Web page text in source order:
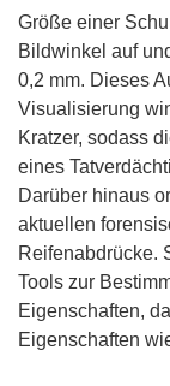
Größe einer
Bildwinkel auf
0,2 mm. Dieses
Visualisierung
Kratzer, sodass
eines
Darüber hinaus
aktuellen
Reifenabdrücke.
Tools zur
Eigenschaften,
Eigenschaften